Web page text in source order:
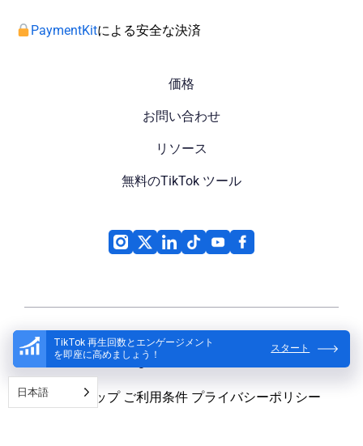
TikTok 再生回数とエンゲージメント
を即座に高めましょう！
スタート
PaymentKitによる安全な決済
価格
お問い合わせ
リソース
無料のTikTok ツール
High Social
サイトマップ ご利用条件 プライバシーポリシー
日本語